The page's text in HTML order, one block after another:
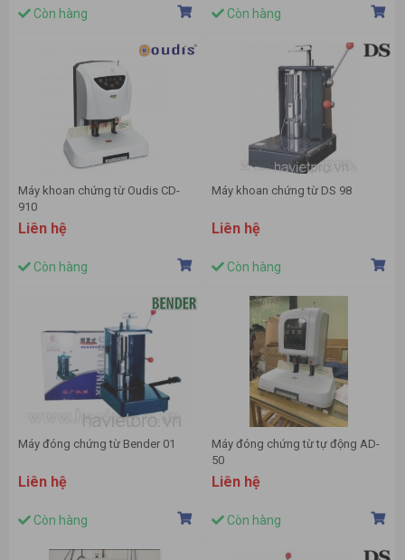
Còn hàng Còn hàng
Máy khoan chứng từ Oudis CD-
910
Liên hệ
Còn hàng
Máy khoan chứng từ DS 98
Liên hệ
Còn hàng
Máy đóng chứng từ Bender 01
Liên hệ
Còn hàng
Máy đóng chứng từ tự động AD-
50
Liên hệ
Còn hàng